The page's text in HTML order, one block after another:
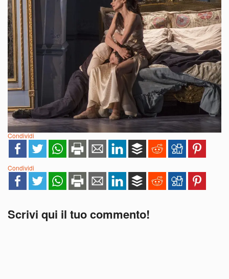
Condividi
Condividi
Scrivi qui il tuo commento!